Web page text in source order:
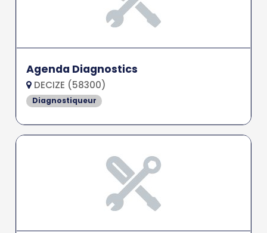
Agenda Diagnostics
DECIZE (58300)
Diagnostiqueur